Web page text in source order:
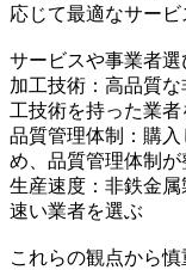
応じて最適なサービ
サービスや事業者選
加工技術：高品質
工技術を持った業者
品質管理体制：購
め、品質管理体制
生産速度：非鉄金
速い業者を選ぶ
これらの観点から